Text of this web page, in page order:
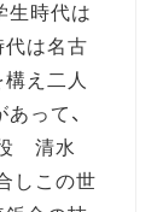
生時代は
代は名古
え二人
って、
役 清水
しこの世